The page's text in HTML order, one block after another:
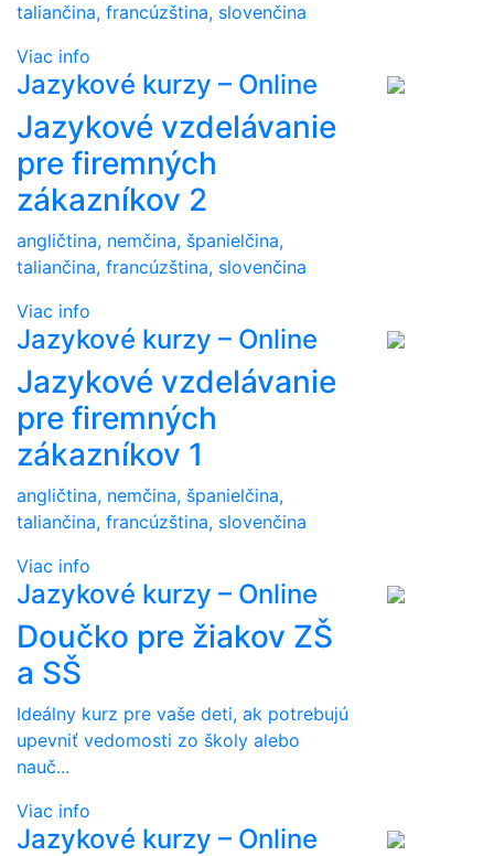
taliančina, francúzština, slovenčina
Viac info
Jazykové kurzy – Online
Jazykové vzdelávanie
pre firemných
zákazníkov 2
angličtina, nemčina, španielčina,
taliančina, francúzština, slovenčina
Viac info
Jazykové kurzy – Online
Jazykové vzdelávanie
pre firemných
zákazníkov 1
angličtina, nemčina, španielčina,
taliančina, francúzština, slovenčina
Viac info
Jazykové kurzy – Online
Doučko pre žiakov ZŠ
a SŠ
Ideálny kurz pre vaše deti, ak potrebujú
upevniť vedomosti zo školy alebo
nauč...
Viac info
Jazykové kurzy – Online